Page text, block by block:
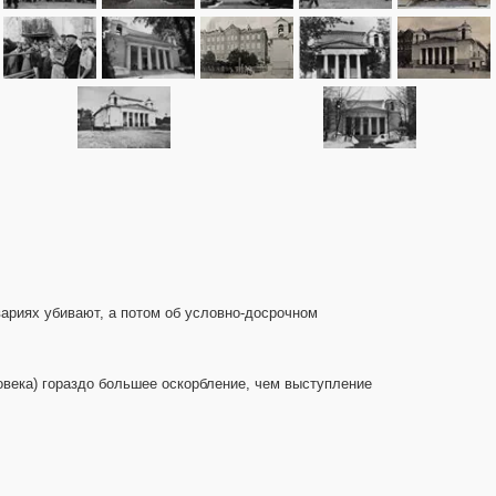
убивают, а потом об условно-досрочном
гораздо большее оскорбление, чем выступление